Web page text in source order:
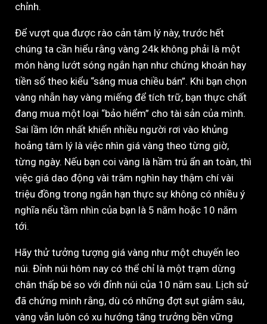
chỉnh.
Để vượt qua được rào cản tâm lý này, trước hết
chúng ta cần hiểu rằng vàng 24k không phải là một
món hàng lướt sóng ngắn hạn như chứng khoán hay
tiền số theo kiểu “sáng mua chiều bán”. Khi bạn chọn
vàng nhẫn hay vàng miếng để tích trữ, bạn thực chất
đang mua một loại “bảo hiểm” cho tài sản của mình.
Sai lầm lớn nhất khiến nhiều người rơi vào khủng
hoảng tâm lý là việc nhìn giá vàng theo từng giờ,
từng ngày. Nếu bạn coi vàng là hầm trú ẩn an toàn, thì
việc giá dao động vài trăm nghìn hay thậm chí vài
triệu đồng trong ngắn hạn thực sự không có nhiều ý
nghĩa nếu tầm nhìn của bạn là 5 năm hoặc 10 năm
tới.
Hãy thử tưởng tượng giá vàng như một chuyến leo
núi. Đỉnh núi hôm nay có thể chỉ là một trạm dừng
chân thấp bé so với đỉnh núi của 10 năm sau. Lịch sử
đã chứng minh rằng, dù có những đợt sụt giảm sâu,
vàng vẫn luôn có xu hướng tăng trưởng bền vững